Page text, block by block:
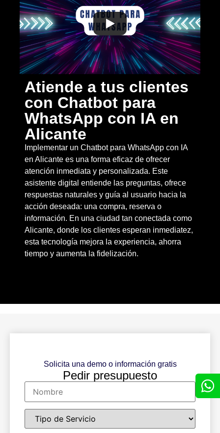
Atiende a tus clientes
con Chatbot para
WhatsApp con IA en
Alicante
Implementar un Chatbot para WhatsApp con IA
en Alicante es una forma eficaz de ofrecer
atención inmediata y personalizada. Este
asistente digital entiende las preguntas, ofrece
respuestas naturales y guía al usuario hacia la
acción deseada: una compra, reserva o
información. En una ciudad tan conectada como
Alicante, donde los clientes esperan inmediatez,
esta tecnología mejora la experiencia, ahorra
tiempo y aumenta la fidelización.
Solicita una demo o información gratis
Pedir presupuesto